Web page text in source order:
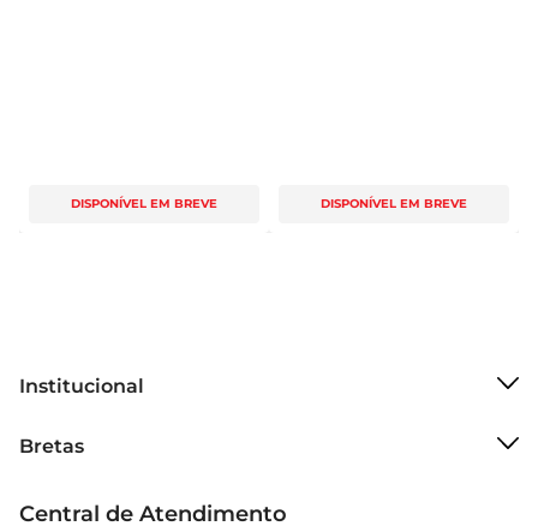
DISPONÍVEL EM BREVE DISPONÍVEL EM BREVE
Institucional
Grupo Cencosud
Sobre privacidade
Bretas
Produtos Bretas
Central de Atendimento